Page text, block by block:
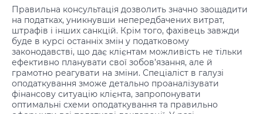
Правильна консультація дозволить значно заощадити
на податках, уникнувши непередбачених витрат,
штрафів і інших санкцій. Крім того, фахівець завжди
буде в курсі останніх змін у податковому
законодавстві, що дає клієнтам можливість не тільки
ефективно планувати свої зобов’язання, але й
грамотно реагувати на зміни. Спеціаліст в галузі
оподаткування зможе детально проаналізувати
фінансову ситуацію клієнта, запропонувати
оптимальні схеми оподаткування та правильно